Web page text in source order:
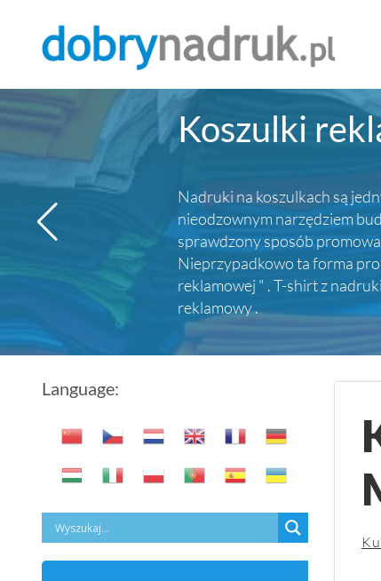
Koszulki
Nadruki na koszulkach są
nieodzownym narzędziem
sprawdzony sposób
Nieprzypadkowo ta forma
reklamowej " . T-shirt z
reklamowy .
Language: